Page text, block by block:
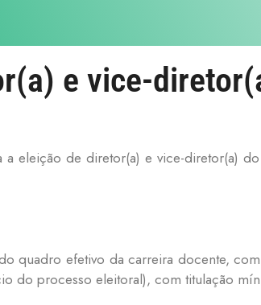
e vice-
eleição de diretor(a) e vice-diretor(a)
quadro efetivo da carreira docente,
do processo eleitoral), com titulação